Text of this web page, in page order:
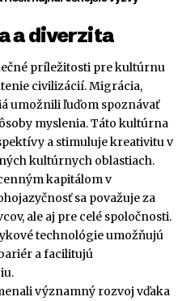
a diverzita
príležitosti pre kultúrnu
civilizácií. Migrácia,
umožnili ľuďom spoznávať
myslenia. Táto kultúrna
a stimuluje kreativitu v
kultúrnych oblastiach.
kapitálom v
sa považuje za
ale aj pre celé spoločnosti.
technológie umožňujú
a facilitujú
významný rozvoj vďaka